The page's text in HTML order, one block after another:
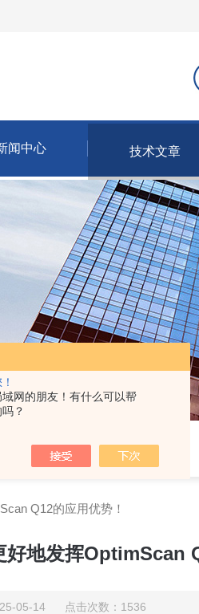
网的朋友！有什么可以帮
？
闻中心 技术文章
Q12的应用优势！
地发挥OptimScan
05-14 点击次数：1536